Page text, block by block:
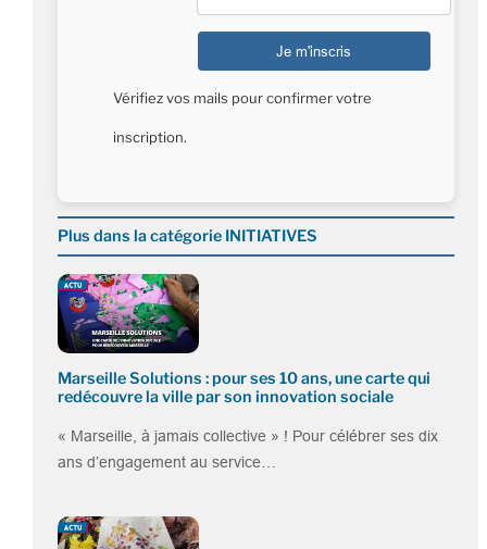
Vérifiez vos mails pour confirmer votre
inscription.
Plus dans la catégorie INITIATIVES
Marseille Solutions : pour ses 10 ans, une carte qui
redécouvre la ville par son innovation sociale
« Marseille, à jamais collective » ! Pour célébrer ses dix
ans d’engagement au service…